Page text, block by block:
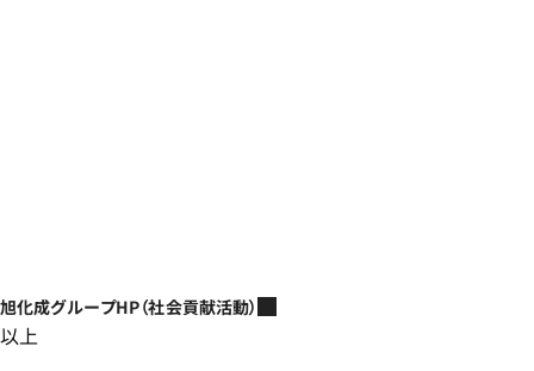
旭化成グループHP（社会貢献活動）
以上